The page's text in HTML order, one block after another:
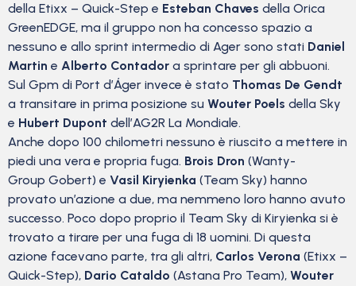
della Etixx – Quick-Step e Esteban Chaves della Orica
GreenEDGE, ma il gruppo non ha concesso spazio a
nessuno e allo sprint intermedio di Ager sono stati Daniel
Martin e Alberto Contador a sprintare per gli abbuoni.
Sul Gpm di Port d’Áger invece è stato Thomas De Gendt
a transitare in prima posizione su Wouter Poels della Sky
e Hubert Dupont dell’AG2R La Mondiale.
Anche dopo 100 chilometri nessuno è riuscito a mettere in
piedi una vera e propria fuga. Brois Dron (Wanty-
Group Gobert) e Vasil Kiryienka (Team Sky) hanno
provato un’azione a due, ma nemmeno loro hanno avuto
successo. Poco dopo proprio il Team Sky di Kiryienka si è
trovato a tirare per una fuga di 18 uomini. Di questa
azione facevano parte, tra gli altri, Carlos Verona (Etixx –
Quick-Step), Dario Cataldo (Astana Pro Team), Wouter